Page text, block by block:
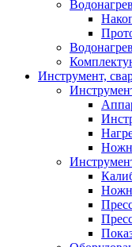
Инструмент,